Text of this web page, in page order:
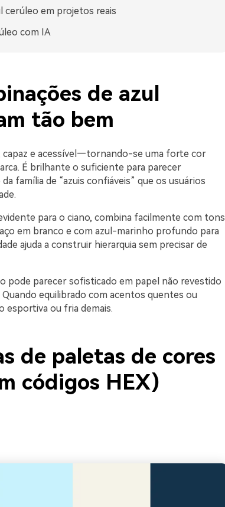
cerúleo em projetos reais
com IA
de azul
tão bem
capaz e acessível—tornando-se uma forte cor
É brilhante o suficiente para parecer
família de “azuis confiáveis” que os usuários
para o ciano, combina facilmente com tons
em branco e com azul-marinho profundo para
ajuda a construir hierarquia sem precisar de
pode parecer sofisticado em papel não revestido
equilibrado com acentos quentes ou
esportiva ou fria demais.
de paletas de cores
códigos HEX)